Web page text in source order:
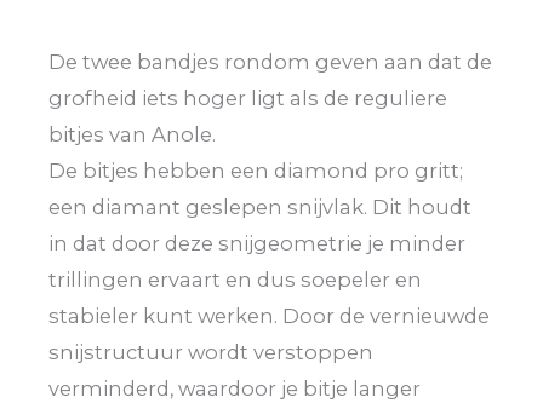
De twee bandjes rondom geven aan dat de
grofheid iets hoger ligt als de reguliere
bitjes van Anole.
De bitjes hebben een diamond pro gritt;
een diamant geslepen snijvlak. Dit houdt
in dat door deze snijgeometrie je minder
trillingen ervaart en dus soepeler en
stabieler kunt werken. Door de vernieuwde
snijstructuur wordt verstoppen
verminderd, waardoor je bitje langer